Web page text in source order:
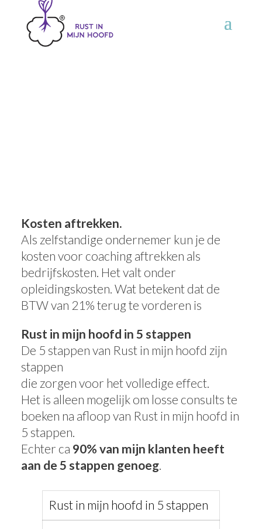
Kosten aftrekken.
Als zelfstandige ondernemer kun je de
kosten voor coaching aftrekken als
bedrijfskosten. Het valt onder
opleidingskosten. Wat betekent dat de
BTW van 21% terug te vorderen is
Rust in mijn hoofd in 5 stappen
De 5 stappen van Rust in mijn hoofd zijn
stappen
die zorgen voor het volledige effect.
Het is alleen mogelijk om losse consults te
boeken na afloop van Rust in mijn hoofd in
5 stappen.
Echter ca 90% van mijn klanten heeft
aan de 5 stappen genoeg.
Rust in mijn hoofd in 5 stappen